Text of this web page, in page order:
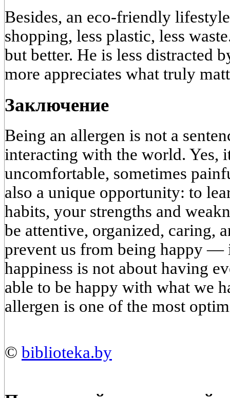
Besides, an eco-friendly
shopping, less plastic, less
but better. He is less distracted
more appreciates what truly
Заключение
Being an allergen is not a
interacting with the world. Yes,
uncomfortable, sometimes
also a unique opportunity: to
habits, your strengths and
be attentive, organized, caring,
prevent us from being happy —
happiness is not about having
able to be happy with what we
allergen is one of the most
© biblioteka.by